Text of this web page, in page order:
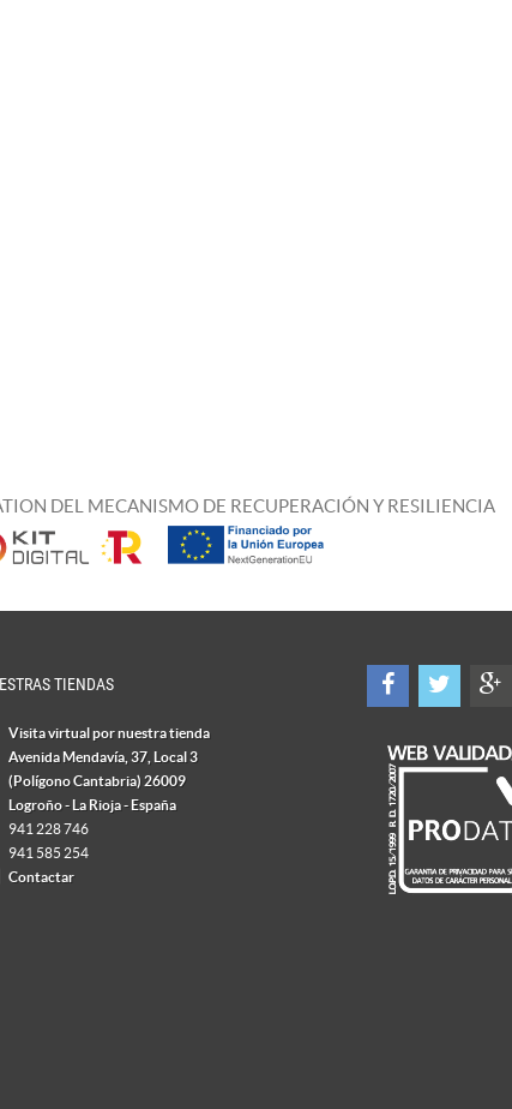
DEL MECANISMO DE RECUPERACIÓN Y RESILIENCIA
TIENDAS
Visita virtual por nuestra tienda
Avenida Mendavía, 37, Local 3
(Polígono Cantabria) 26009
Logroño - La Rioja - España
941 228 746
941 585 254
Contactar